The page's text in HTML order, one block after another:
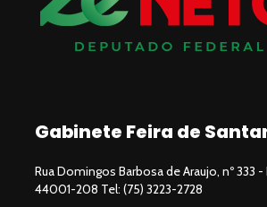
Gabinete Feira de
Rua Domingos Barbosa de Araujo, nº 333 -
44001-208 Tel: (75) 3223-2728